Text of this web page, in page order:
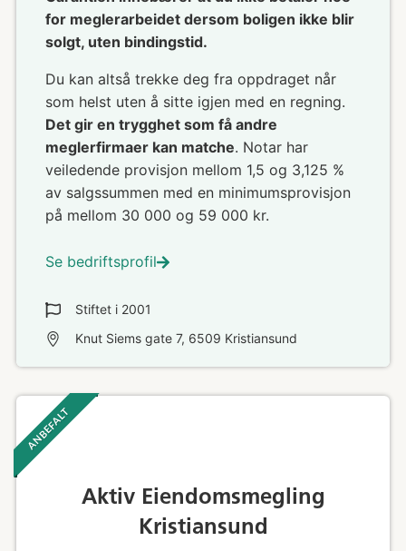
for meglerarbeidet dersom boligen ikke blir
solgt, uten bindingstid.
Du kan altså trekke deg fra oppdraget når
som helst uten å sitte igjen med en regning.
Det gir en trygghet som få andre
meglerfirmaer kan matche. Notar har
veiledende provisjon mellom 1,5 og 3,125 %
av salgssummen med en minimumsprovisjon
på mellom 30 000 og 59 000 kr.
Se bedriftsprofil
Stiftet i 2001
Knut Siems gate 7, 6509 Kristiansund
ANBEFALT ‎ ‎ ‎
Aktiv Eiendomsmegling
Kristiansund